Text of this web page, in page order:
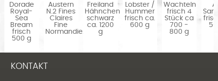
Dorade
Royal-
Sea
Bream
frisch
500 g
Austern
N.2 Fines
Claires
Fine
Normandie...
Freiland
Hähnchen
schwarz
ca. 1200
g
Lobster /
Hummer
frisch ca.
600 g
Wachteln
frisch 4
Stück ca
700 -
800 g
KONTAKT